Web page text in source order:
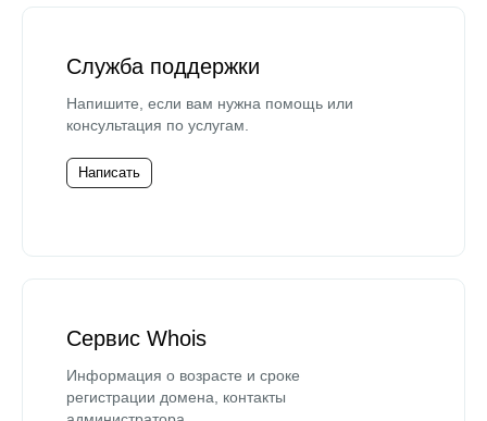
Служба поддержки
Напишите, если вам нужна помощь или
консультация по услугам.
Написать
Сервис Whois
Информация о возрасте и сроке
регистрации домена, контакты